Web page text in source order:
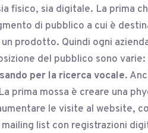
fisico, sia digitale. La prima
di pubblico a cui è
prodotto. Quindi ogni
del pubblico sono
per la ricerca vocale.
prima mossa è creare una
le visite al website,
list con registrazioni